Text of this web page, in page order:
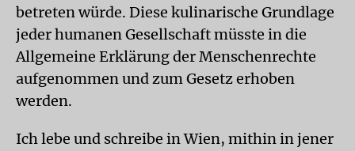
betreten würde. Diese kulinarische Grundlage
jeder humanen Gesellschaft müsste in die
Allgemeine Erklärung der Menschenrechte
aufgenommen und zum Gesetz erhoben
werden.
Ich lebe und schreibe in Wien, mithin in jener